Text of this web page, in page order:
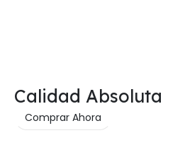
Calidad Absoluta
Comprar Ahora